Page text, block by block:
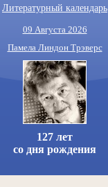
Литературный календарь
09 Августа 2026
Памела Линдон Трэверс
127 лет
со дня рождения